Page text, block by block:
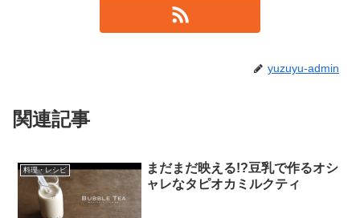
yuzuyu-admin
関連記事
料理・レシピ
まだまだ映える!?豆乳で作るオシ
ャレなタピオカミルクティ